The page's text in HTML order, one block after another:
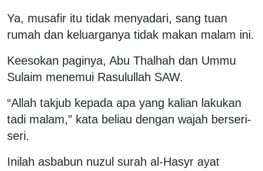
Ya, musafir itu tidak menyadari, sang tuan
rumah dan keluarganya tidak makan malam ini.
Keesokan paginya, Abu Thalhah dan Ummu
Sulaim menemui Rasulullah SAW.
“Allah takjub kepada apa yang kalian lakukan
tadi malam,” kata beliau dengan wajah berseri-
seri.
Inilah asbabun nuzul surah al-Hasyr ayat